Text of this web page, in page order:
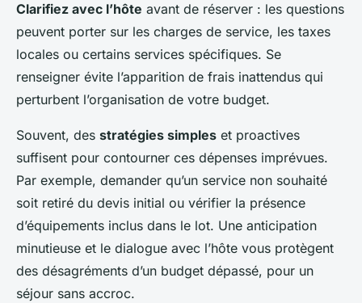
Clarifiez avec l’hôte avant de réserver : les questions
peuvent porter sur les charges de service, les taxes
locales ou certains services spécifiques. Se
renseigner évite l’apparition de frais inattendus qui
perturbent l’organisation de votre budget.
Souvent, des stratégies simples et proactives
suffisent pour contourner ces dépenses imprévues.
Par exemple, demander qu’un service non souhaité
soit retiré du devis initial ou vérifier la présence
d’équipements inclus dans le lot. Une anticipation
minutieuse et le dialogue avec l’hôte vous protègent
des désagréments d’un budget dépassé, pour un
séjour sans accroc.